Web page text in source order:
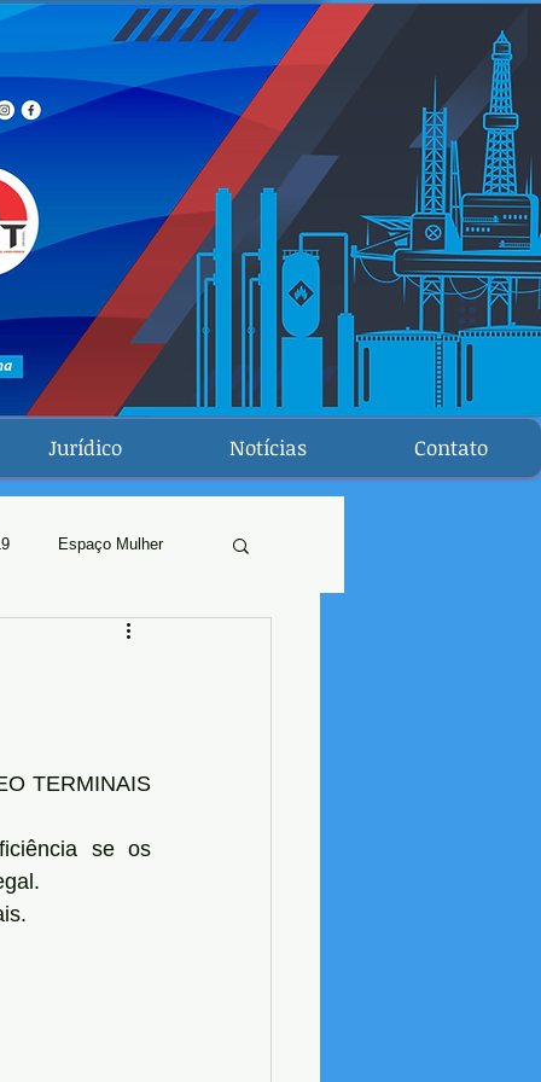
Espaço Mulher
TERMINAIS
se os
Jurídico Notícias Contato